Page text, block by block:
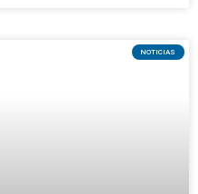
NOTICIAS